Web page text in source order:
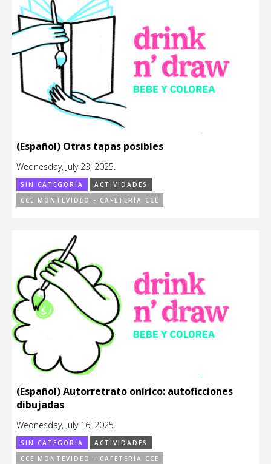
(Español) Otras tapas posibles
Wednesday, July 23, 2025.
SIN CATEGORÍA
ACTIVIDADES
CCE MONTEVIDEO - CAFETERÍA CCE
(Español) Autorretrato onírico: autoficciones
dibujadas
Wednesday, July 16, 2025.
SIN CATEGORÍA
ACTIVIDADES
CCE MONTEVIDEO - CAFETERÍA CCE